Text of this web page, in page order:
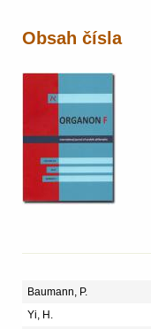
Obsah čísla
Baumann, P.
Yi, H.